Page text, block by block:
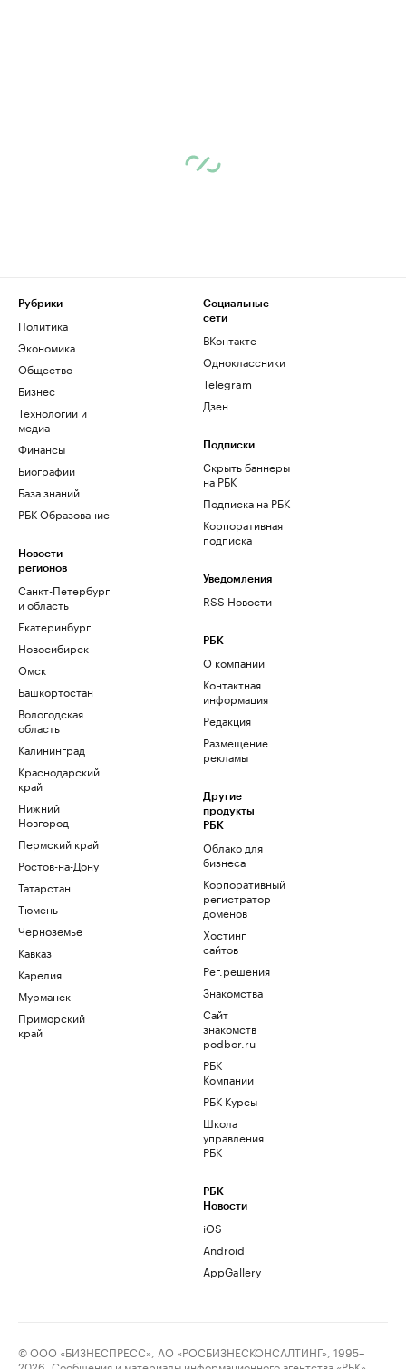
Рубрики
Политика
Экономика
Общество
Бизнес
Технологии и
медиа
Финансы
Биографии
База знаний
РБК Образование
Новости
регионов
Санкт-Петербург
и область
Екатеринбург
Новосибирск
Омск
Башкортостан
Вологодская
область
Калининград
Краснодарский
край
Нижний
Новгород
Пермский край
Ростов-на-Дону
Татарстан
Тюмень
Черноземье
Кавказ
Карелия
Мурманск
Приморский
край
Социальные
сети
ВКонтакте
Одноклассники
Telegram
Дзен
Подписки
Скрыть баннеры
на РБК
Подписка на РБК
Корпоративная
подписка
Уведомления
RSS Новости
РБК
О компании
Контактная
информация
Редакция
Размещение
рекламы
Другие
продукты
РБК
Облако для
бизнеса
Корпоративный
регистратор
доменов
Хостинг
сайтов
Рег.решения
Знакомства
Сайт
знакомств
podbor.ru
РБК
Компании
РБК Курсы
Школа
управления
РБК
РБК
Новости
iOS
Android
AppGallery
© ООО «БИЗНЕСПРЕСС», АО «РОСБИЗНЕСКОНСАЛТИНГ», 1995–